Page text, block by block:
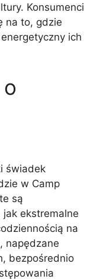
Konsumenci
na to, gdzie
ich
świadek
w Camp
są
ekstremalne
na
napędzane
bezpośrednio